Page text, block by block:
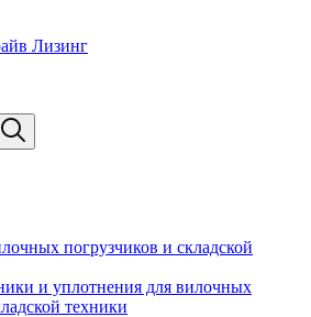
Лизинг
погрузчиков и складской
и уплотнения для вилочных
техники